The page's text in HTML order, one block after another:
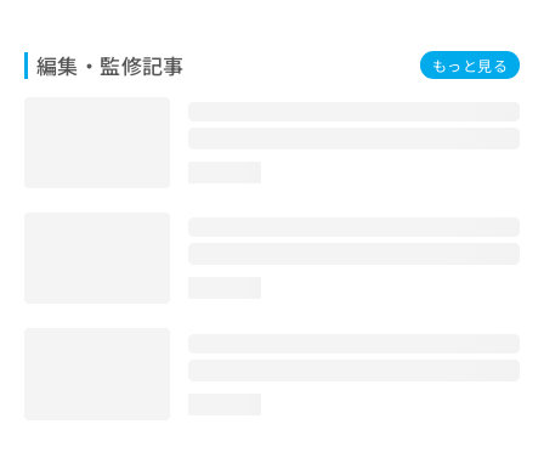
編集・監修記事 もっと見る